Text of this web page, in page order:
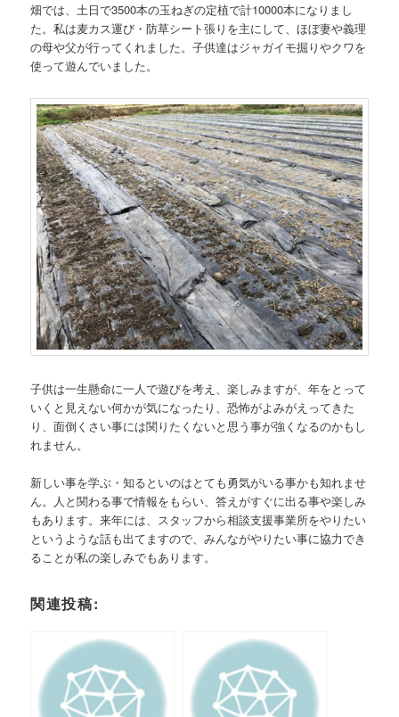
畑では、土日で3500本の玉ねぎの定植で計10000本になりまし
た。私は麦カス運び・防草シート張りを主にして、ほぼ妻や義理
の母や父が行ってくれました。子供達はジャガイモ掘りやクワを
使って遊んでいました。
子供は一生懸命に一人で遊びを考え、楽しみますが、年をとって
いくと見えない何かが気になったり、恐怖がよみがえってきた
り、面倒くさい事には関りたくないと思う事が強くなるのかもし
れません。
新しい事を学ぶ・知るといのはとても勇気がいる事かも知れませ
ん。人と関わる事で情報をもらい、答えがすぐに出る事や楽しみ
もあります。来年には、スタッフから相談支援事業所をやりたい
というような話も出てますので、みんながやりたい事に協力でき
ることが私の楽しみでもあります。
関連投稿: